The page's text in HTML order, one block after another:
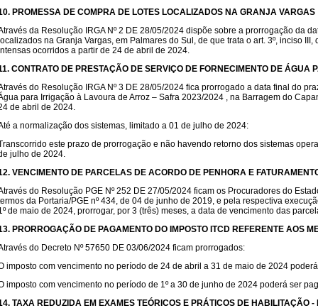
PROMESSA DE COMPRA DE LOTES LOCALIZADOS NA GRANJA VARGAS
da Resolução IRGA Nº 2 DE 28/05/2024 dispõe sobre a prorrogação da
na Granja Vargas, em Palmares do Sul, de que trata o art. 3º, inciso
ocorridos a partir de 24 de abril de 2024.
CONTRATO DE PRESTAÇÃO DE SERVIÇO DE FORNECIMENTO DE ÁGUA
do Resolução IRGA Nº 3 DE 28/05/2024 fica prorrogado a data final do
para Irrigação à Lavoura de Arroz – Safra 2023/2024 , na Barragem do
de abril de 2024.
a normalização dos sistemas, limitado a 01 de julho de 2024:
este prazo de prorrogação e não havendo retorno dos sistemas
julho de 2024.
VENCIMENTO DE PARCELAS DE ACORDO DE PENHORA E
do Resolução PGE Nº 252 DE 27/05/2024 ficam os Procuradores do
da Portaria/PGE nº 434, de 04 de junho de 2019, e pela respectiva
de maio de 2024, prorrogar, por 3 (três) meses, a data de vencimento das
PRORROGAÇÃO DE PAGAMENTO DO IMPOSTO ITCD REFERENTE AOS
do Decreto Nº 57650 DE 03/06/2024 ficam prorrogados:
imposto com vencimento no período de 24 de abril a 31 de maio de 2024
imposto com vencimento no período de 1º a 30 de junho de 2024 poderá ser
TAXA REDUZIDA EM EXAMES TEÓRICOS E PRÁTICOS DE HABILITAÇÃO -